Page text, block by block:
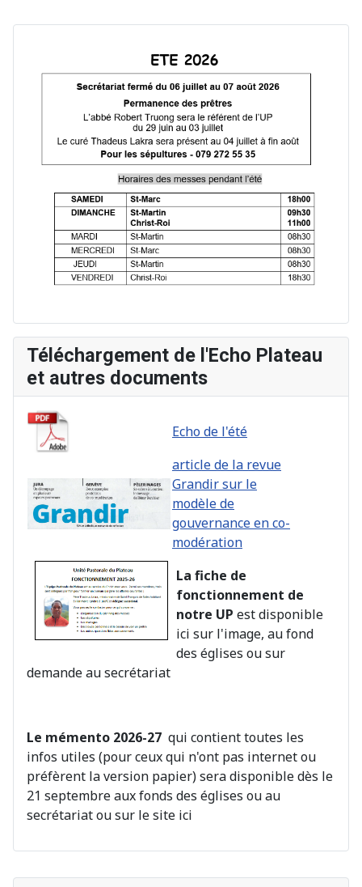
A MA M
Téléchargement de l'Echo Plateau
et autres documents
Echo de l'été
article de la revue
Grandir sur le
modèle de
gouvernance en co-
modération
La fiche de
fonctionnement de
notre UP est disponible
ici sur l'image, au fond
des églises ou sur
demande au secrétariat
Le mémento 2026-27 qui contient toutes les
infos utiles (pour ceux qui n'ont pas internet ou
préfèrent la version papier) sera disponible dès le
21 septembre aux fonds des églises ou au
secrétariat ou sur le site ici